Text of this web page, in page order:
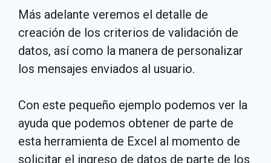
Más adelante veremos el detalle de
creación de los criterios de validación de
datos, así como la manera de personalizar
los mensajes enviados al usuario.
Con este pequeño ejemplo podemos ver la
ayuda que podemos obtener de parte de
esta herramienta de Excel al momento de
solicitar el ingreso de datos de parte de los